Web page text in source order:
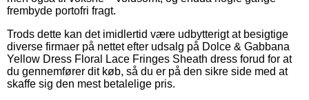
frembyde portofri fragt.
Trods dette kan det imidlertid være udbytterigt at besigtige
diverse firmaer på nettet efter udsalg på Dolce & Gabbana
Yellow Dress Floral Lace Fringes Sheath dress forud for at
du gennemfører dit køb, så du er på den sikre side med at
skaffe sig den mest betalelige pris.